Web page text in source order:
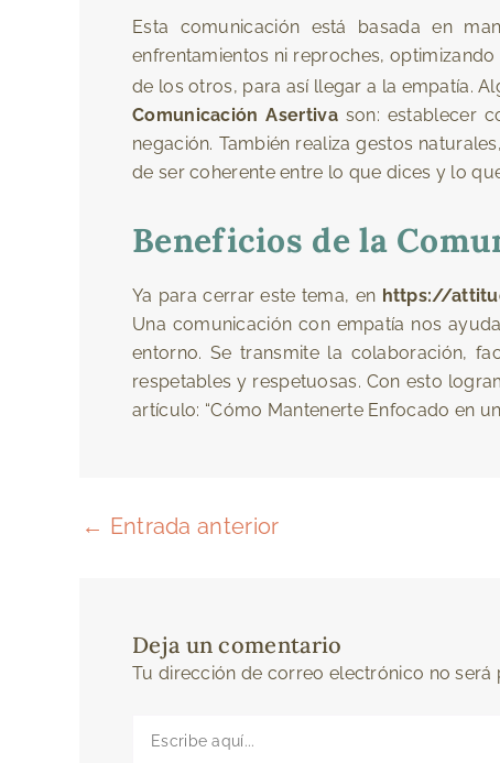
Esta comunicación está basada en
enfrentamientos ni reproches,
de los otros, para así llegar a la empatía.
Comunicación Asertivason: establecer
negación. También realiza gestos
de ser coherente entre lo que dices y lo
Beneficios de la
Ya para cerrar este tema, en https://
Una comunicación con empatía nos
entorno. Se transmite la colaboración,
respetables y respetuosas. Con esto
artículo: “Cómo Mantenerte Enfocado en
← Entrada anterior
Deja un comentario
Tu dirección de correo electrónico no será